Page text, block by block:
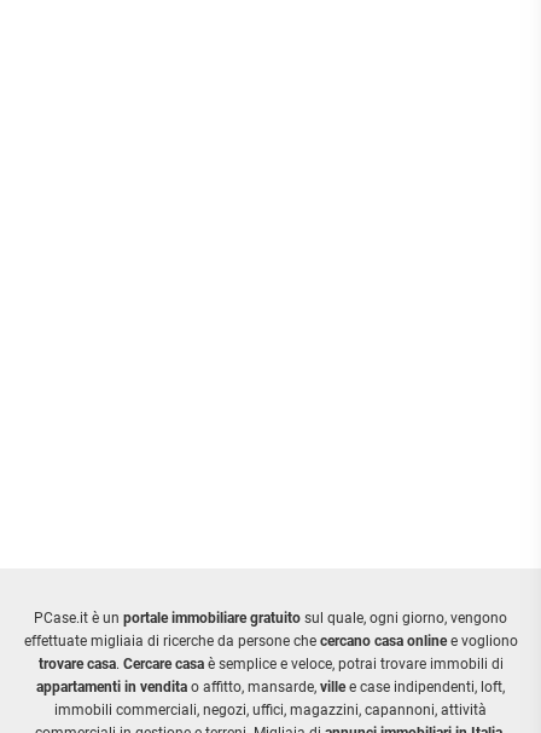
PCase.it è un portale immobiliare gratuito sul quale, ogni giorno, vengono
effettuate migliaia di ricerche da persone che cercano casa onlinee vogliono
trovare casa. Cercare casaè semplice e veloce, potrai trovare immobili di
appartamenti in vendita o affitto, mansarde, villee case indipendenti, loft,
immobili commerciali, negozi, uffici, magazzini, capannoni, attività